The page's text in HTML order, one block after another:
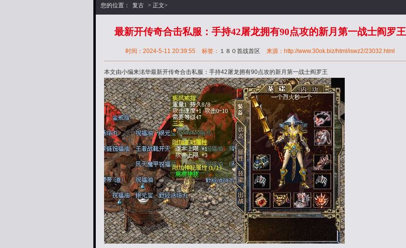
您的位置： 复古 > 正文>
最新开传奇合击私服：手持42屠龙拥有90点攻的新月第一战士阎罗王
时间：2024-5-11 20:39:55 标签： １８０首战首区 来源：http://www.30ok.biz/html/iswz2/23032.html
本文由小编来洺华最新开传奇合击私服：手持42屠龙拥有90点攻的新月第一战士阎罗王